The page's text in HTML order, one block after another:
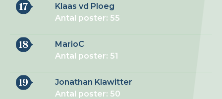
17
Klaas vd Ploeg
Antal poster: 55
18
MarioC
Antal poster: 51
19
Jonathan Klawitter
Antal poster: 50